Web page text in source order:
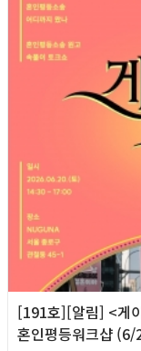
[191호][알림] <게
혼인평등워크샵 (6/